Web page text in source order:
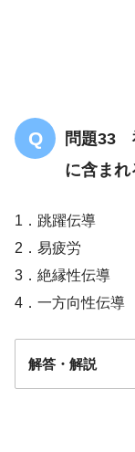
問題33
に含まれ
1．跳躍伝導
2．易疲労
3．絶縁性伝導
4．一方向性伝導
解答・解説